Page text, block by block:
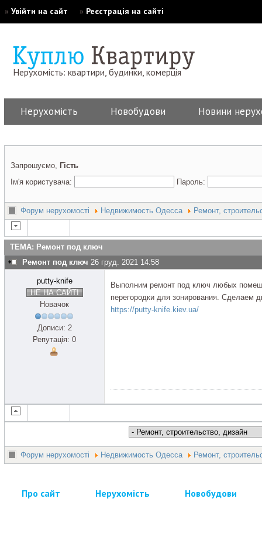
» Увійти на сайт » Реєстрація на сайті
Нерухомість: квартири, будинки, комерція
Нерухомість Новобудови Новини
Запрошуємо, Гість
Ім'я користувача:
Пароль:
Форум нерухомості Недвижимость Одесса Ремонт,
ТЕМА: Ремонт под ключ
Ремонт под ключ 26 груд. 2021 14:58
putty-knife
НЕ НА САЙТІ
Новачок
Дописи: 2
Репутація: 0
Выполним ремонт под ключ любых
перегородки для зонирования. Сделаем
https://putty-knife.kiev.ua/
Форум нерухомості Недвижимость Одесса Ремонт,
Про сайт Нерухомість Новобудови